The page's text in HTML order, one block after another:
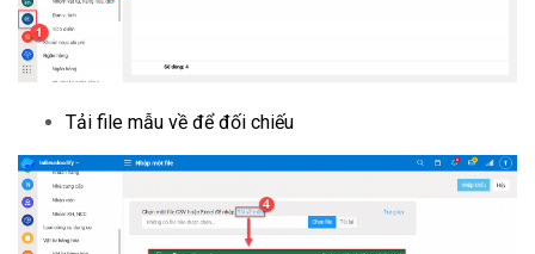
Tải file mẫu về để đối chiếu